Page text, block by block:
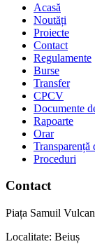
Acasă
Noutăți
Proiecte
Contact
Regulamente
Burse
Transfer
CPCV
Documente
Rapoarte
Orar
Transparență
Proceduri
Contact
Piața Samuil
Localitate: Beiuș